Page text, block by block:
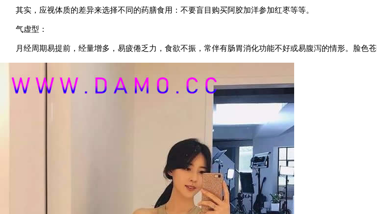
其实，应视体质的差异来选择不同的药膳食用：不要盲目购买阿胶加洋参加红枣等等。
气虚型：
月经周期易提前，经量增多，易疲倦乏力，食欲不振，常伴有肠胃消化功能不好或易腹泻的情形。脸色苍